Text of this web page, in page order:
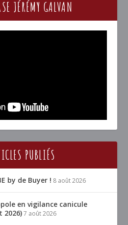
JÉRÉMY GALVAN
PUBLIÉS
by de Buyer ! 8 août 2026
en vigilance canicule
2026) 7 août 2026